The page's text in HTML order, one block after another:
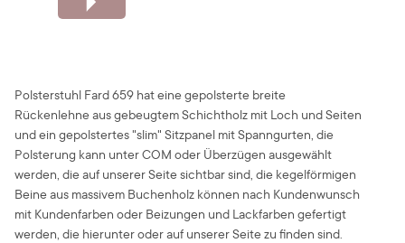
Polsterstuhl Fard 659 hat eine gepolsterte breite
Rückenlehne aus gebeugtem Schichtholz mit Loch und Seiten
und ein gepolstertes "slim" Sitzpanel mit Spanngurten, die
Polsterung kann unter COM oder Überzügen ausgewählt
werden, die auf unserer Seite sichtbar sind, die kegelförmigen
Beine aus massivem Buchenholz können nach Kundenwunsch
mit Kundenfarben oder Beizungen und Lackfarben gefertigt
werden, die hierunter oder auf unserer Seite zu finden sind.